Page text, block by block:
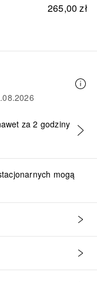
265,00 zł
za 2 godziny
mogą